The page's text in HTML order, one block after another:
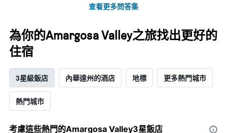
查看更多問答集
為你的Amargosa Valley之旅找出更好的
住宿
3星級飯店 內華達州的酒店 地標 更多熱門城市
熱門城市
考慮這些熱門的Amargosa Valley3星​飯店